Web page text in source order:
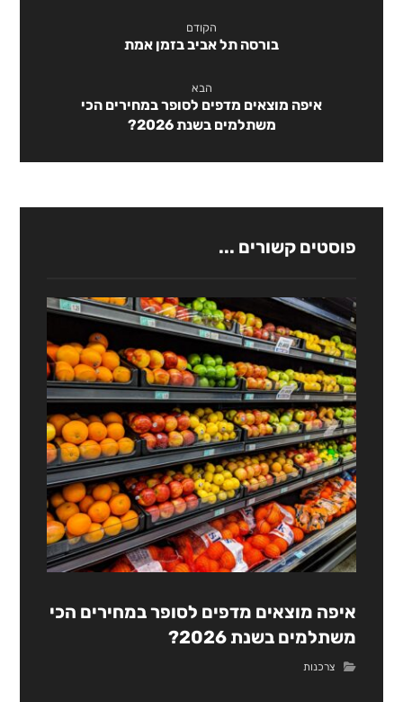
הקודם
בורסה תל אביב בזמן אמת
הבא
איפה מוצאים מדפים לסופר במחירים הכי
משתלמים בשנת 2026?
פוסטים קשורים ...
איפה מוצאים מדפים לסופר במחירים הכי
משתלמים בשנת 2026?
צרכנות